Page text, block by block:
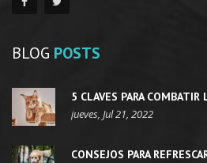
BLOG POSTS
5 CLAVES PARA COMBATIR
jueves, Jul 21, 2022
CONSEJOS PARA